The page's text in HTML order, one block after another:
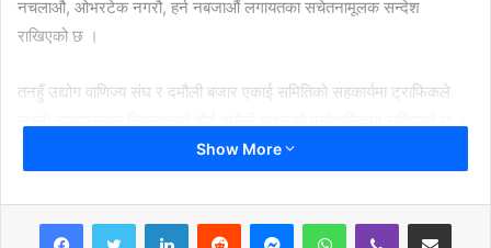
नचलाऔ, ओभरटेक नगरौ, हर्न नबजाऔं लगायतका सचेतनामूलक सन्देश
राखिएको छ ।
तनहुँ उद्योग वाणिज्य संघ र दमौली बजार एकाई समितिको सहकार्यमा ट्राफिकले
यसले नवप्रवेशीलाई गति घटाउन, ओभरटेक रोक्न र हर्न नबजाउन जानकारी दिने
तउवासंको विश्वास छ । राजमार्ग अन्र्तगत पर्ने दमौली बजारमा अधिकांशले त्रिव
गतिम सवारी चलाउनाले दुर्घटना बढेकाले यस्तो अभियान ल्याएको ट्राफिक प्रमुख
रेशम रानाभाटले बताए । उनले भने,‘ राजमार्ग लगायत बजार क्षेत्रको भित्रि मार्गमा
Show More